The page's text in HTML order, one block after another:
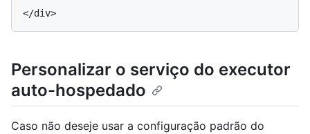
Personalizar o serviço do executor
auto-hospedado
Caso não deseje usar a configuração padrão do